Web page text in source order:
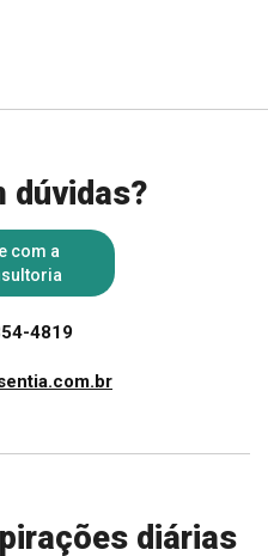
dúvidas?
com a
4819
diárias